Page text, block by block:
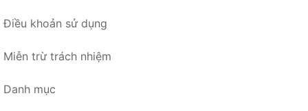
Điều khoản sử dụng
Miễn trừ trách nhiệm
Danh mục